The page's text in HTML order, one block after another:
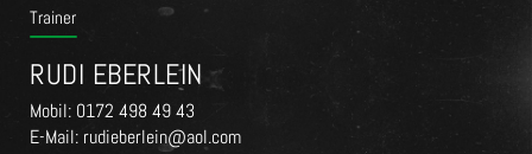
Trainer
RUDI EBERLEIN
Mobil: 0172 498 49 43
E-Mail: rudieberlein@aol.com